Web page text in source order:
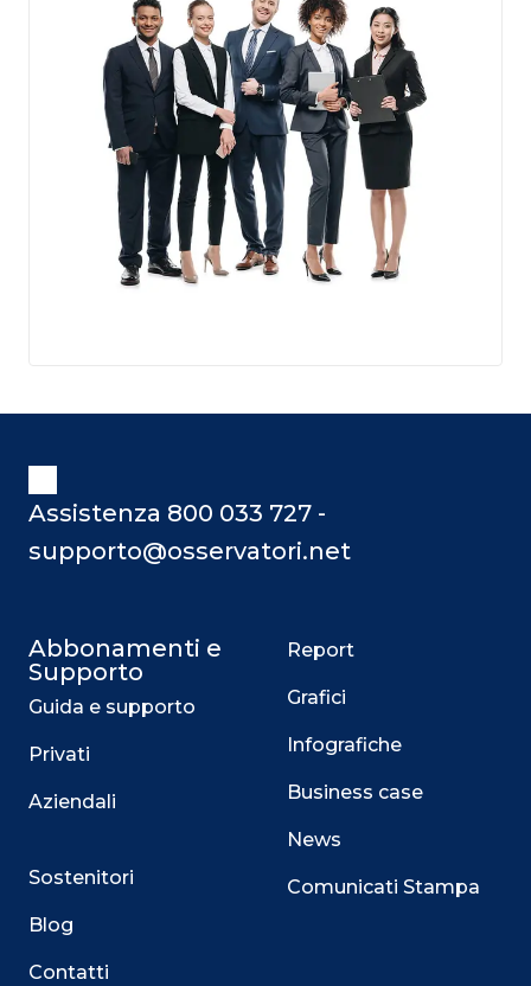
Assistenza 800 033 727 -
supporto@osservatori.net
Abbonamenti e
Supporto
Guida e supporto
Privati
Aziendali
Sostenitori
Blog
Contatti
Report
Grafici
Infografiche
Business case
News
Comunicati Stampa